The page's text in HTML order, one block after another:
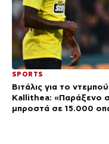
SPORTS
Βιτάλις για το
Kallithea: «Παράξενο σε
μπροστά σε 15.000